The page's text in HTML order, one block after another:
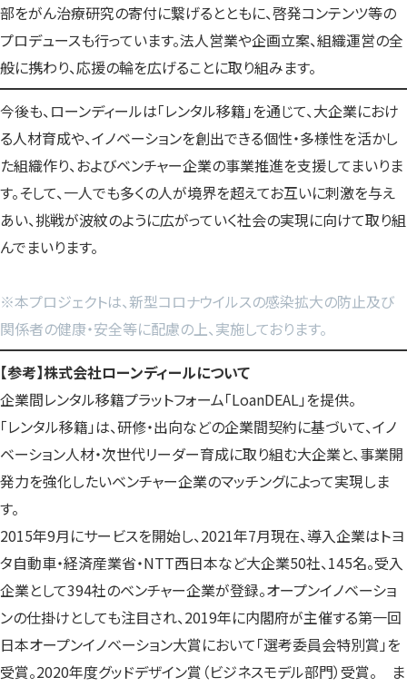
部をがん治療研究の寄付に繋げるとともに、啓発コンテンツ等の
プロデュースも行っています。法人営業や企画立案、組織運営の全
般に携わり、応援の輪を広げることに取り組みます。
今後も、ローンディールは「レンタル移籍」を通じて、大企業におけ
る人材育成や、イノベーションを創出できる個性・多様性を活かし
た組織作り、およびベンチャー企業の事業推進を支援してまいりま
す。そして、一人でも多くの人が境界を超えてお互いに刺激を与え
あい、挑戦が波紋のように広がっていく社会の実現に向けて取り組
んでまいります。
※本プロジェクトは、新型コロナウイルスの感染拡大の防止及び
関係者の健康・安全等に配慮の上、実施しております。
【参考】株式会社ローンディールについて
企業間レンタル移籍プラットフォーム「LoanDEAL」を提供。
「レンタル移籍」は、研修・出向などの企業間契約に基づいて、イノ
ベーション人材・次世代リーダー育成に取り組む大企業と、事業開
発力を強化したいベンチャー企業のマッチングによって実現しま
す。
2015年9月にサービスを開始し、2021年7月現在、導入企業はトヨ
タ自動車・経済産業省・NTT西日本など大企業50社、145名。受入
企業として394社のベンチャー企業が登録。オープンイノベーショ
ンの仕掛けとしても注目され、2019年に内閣府が主催する第一回
日本オープンイノベーション大賞において「選考委員会特別賞」を
受賞。2020年度グッドデザイン賞（ビジネスモデル部門）受賞。 ま